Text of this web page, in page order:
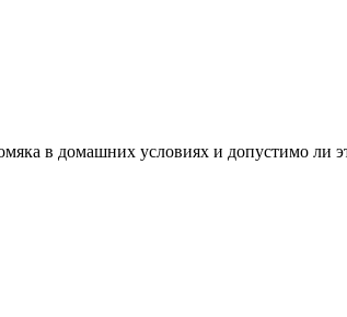
в домашних условиях и допустимо ли